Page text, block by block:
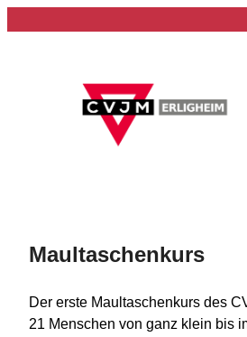
Maultaschenkurs
Der erste Maultaschenkurs des
21 Menschen von ganz klein bis